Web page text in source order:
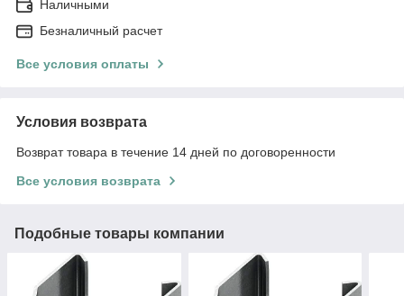
Наличными
Безналичный расчет
Все условия оплаты
Условия возврата
Возврат товара в течение 14 дней по договоренности
Все условия возврата
Подобные товары компании